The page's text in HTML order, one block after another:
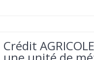
Crédit